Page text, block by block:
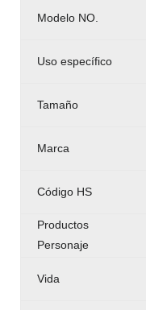
Modelo NO.
Uso específico
Tamaño
Marca
Código HS
Productos
Personaje
Vida